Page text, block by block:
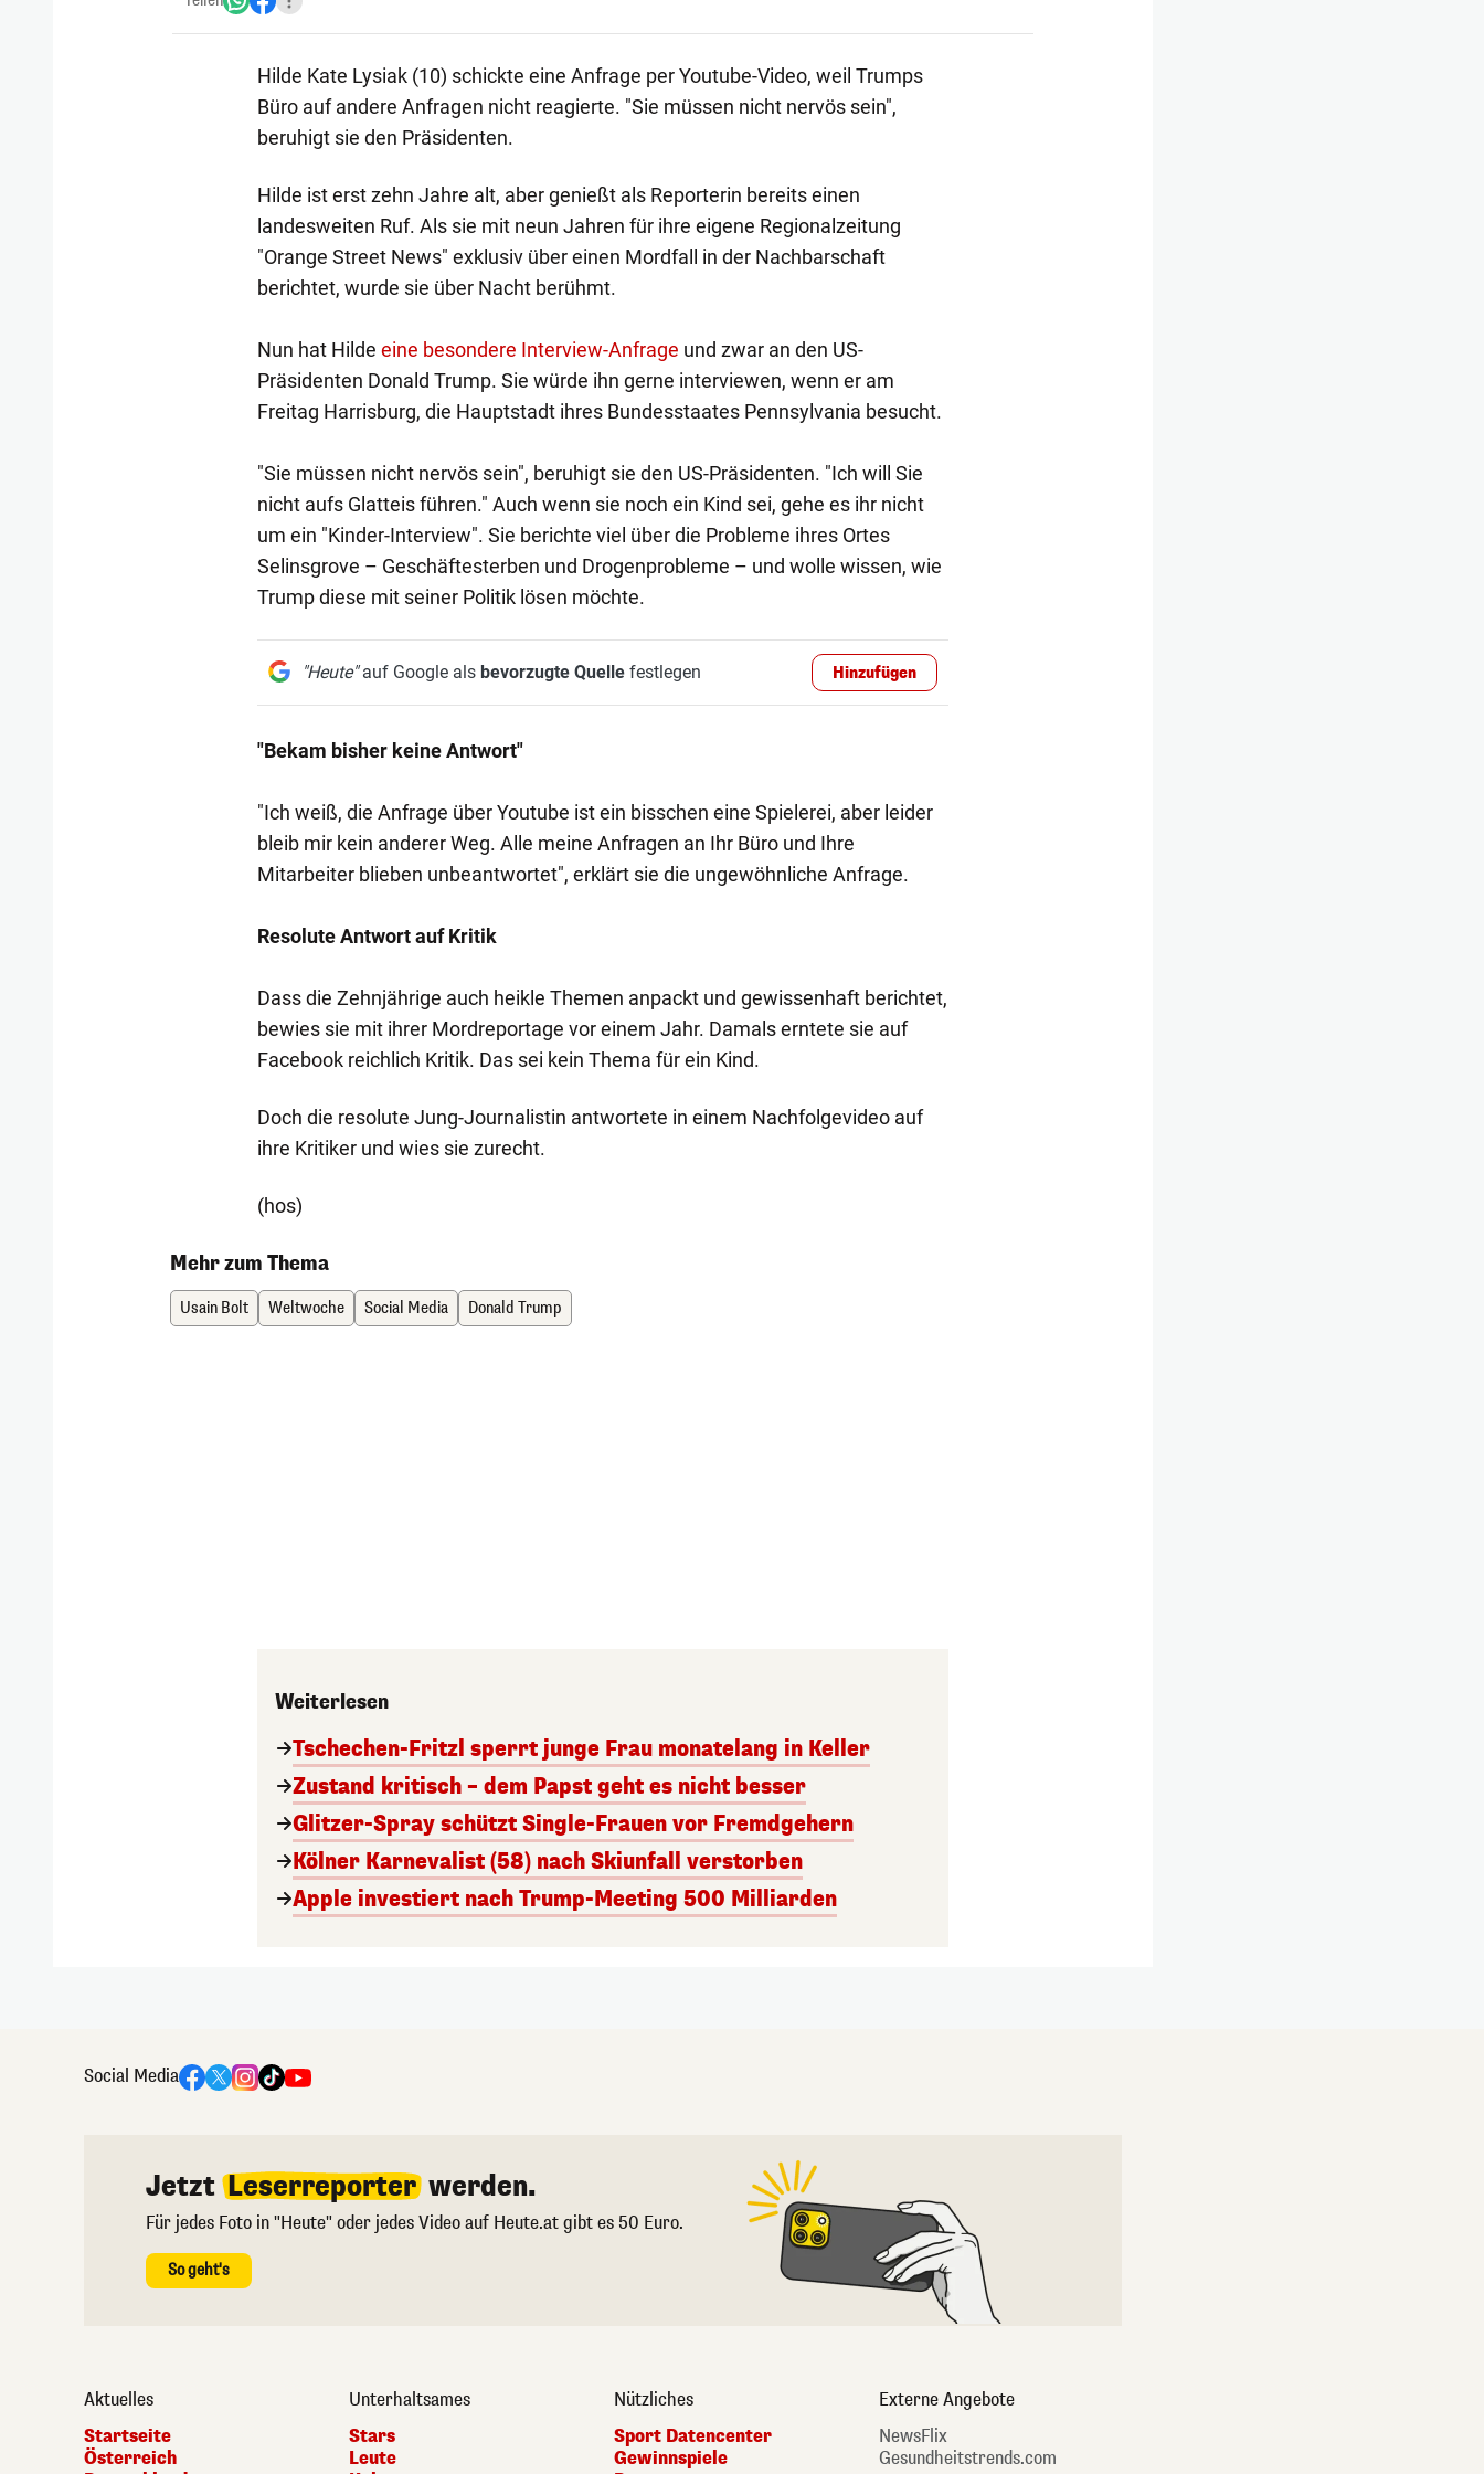
Hilde Kate Lysiak (10) schickte eine Anfrage per Youtube-Video, weil Trumps
Büro auf andere Anfragen nicht reagierte. "Sie müssen nicht nervös sein",
beruhigt sie den Präsidenten.
Hilde ist erst zehn Jahre alt, aber genießt als Reporterin bereits einen
landesweiten Ruf. Als sie mit neun Jahren für ihre eigene Regionalzeitung
"Orange Street News" exklusiv über einen Mordfall in der Nachbarschaft
berichtet, wurde sie über Nacht berühmt.
Nun hat Hilde eine besondere Interview-Anfrage und zwar an den US-
Präsidenten Donald Trump. Sie würde ihn gerne interviewen, wenn er am
Freitag Harrisburg, die Hauptstadt ihres Bundesstaates Pennsylvania besucht.
"Sie müssen nicht nervös sein", beruhigt sie den US-Präsidenten. "Ich will Sie
nicht aufs Glatteis führen." Auch wenn sie noch ein Kind sei, gehe es ihr nicht
um ein "Kinder-Interview". Sie berichte viel über die Probleme ihres Ortes
Selinsgrove – Geschäftesterben und Drogenprobleme – und wolle wissen, wie
Trump diese mit seiner Politik lösen möchte.
"Heute"auf Google als bevorzugte Quellefestlegen Hinzufügen
"Bekam bisher keine Antwort"
"Ich weiß, die Anfrage über Youtube ist ein bisschen eine Spielerei, aber leider
bleib mir kein anderer Weg. Alle meine Anfragen an Ihr Büro und Ihre
Mitarbeiter blieben unbeantwortet", erklärt sie die ungewöhnliche Anfrage.
Resolute Antwort auf Kritik
Dass die Zehnjährige auch heikle Themen anpackt und gewissenhaft berichtet,
bewies sie mit ihrer Mordreportage vor einem Jahr. Damals erntete sie auf
Facebook reichlich Kritik. Das sei kein Thema für ein Kind.
Doch die resolute Jung-Journalistin antwortete in einem Nachfolgevideo auf
ihre Kritiker und wies sie zurecht.
(hos)
Mehr zum Thema
Usain Bolt Weltwoche Social Media Donald Trump
Weiterlesen
Tschechen-Fritzl sperrt junge Frau monatelang in Keller
Zustand kritisch – dem Papst geht es nicht besser
Glitzer-Spray schützt Single-Frauen vor Fremdgehern
Kölner Karnevalist (58) nach Skiunfall verstorben
Apple investiert nach Trump-Meeting 500 Milliarden
Social Media
Jetzt Leserreporter werden.
Für jedes Foto in "Heute" oder jedes Video auf Heute.at gibt es 50 Euro.
So geht's
Aktuelles
Startseite
Österreich
Unterhaltsames
Stars
Leute
Nützliches
Sport Datencenter
Gewinnspiele
Externe Angebote
NewsFlix
Gesundheitstrends.com